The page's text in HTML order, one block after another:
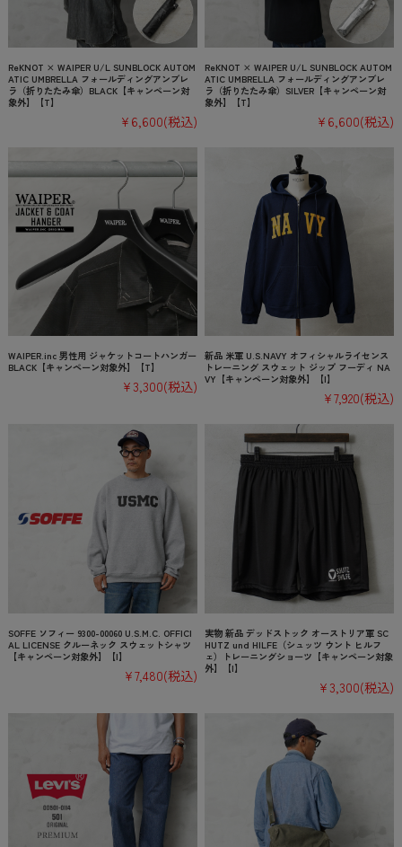
ReKNOT × WAIPER U/L SUNBLOCK AUTOM
ATIC UMBRELLA フォールディングアンブレ
ラ（折りたたみ傘）BLACK【キャンペーン対
象外】【T】
¥6,600(税込)
ReKNOT × WAIPER U/L SUNBLOCK AUTOM
ATIC UMBRELLA フォールディングアンブレ
ラ（折りたたみ傘）SILVER【キャンペーン対
象外】【T】
¥6,600(税込)
WAIPER.inc 男性用 ジャケットコートハンガー
BLACK【キャンペーン対象外】【T】
¥3,300(税込)
新品 米軍 U.S.NAVY オフィシャルライセンス
トレーニング スウェット ジップ フーディ NA
VY【キャンペーン対象外】【I】
¥7,920(税込)
SOFFE ソフィー 9300-00060 U.S.M.C. OFFICI
AL LICENSE クルーネック スウェットシャツ
【キャンペーン対象外】【I】
¥7,480(税込)
実物 新品 デッドストック オーストリア軍 SC
HUTZ und HILFE（シュッツ ウント ヒルフ
ェ）トレーニングショーツ【キャンペーン対象
外】【I】
¥3,300(税込)